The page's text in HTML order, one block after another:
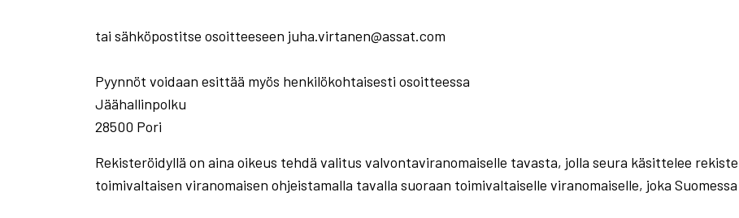
tai sähköpostitse osoitteeseen juha.virtanen@assat.com
Pyynnöt voidaan esittää myös henkilökohtaisesti osoitteessa
Jäähallinpolku
28500 Pori
Rekisteröidyllä on aina oikeus tehdä valitus valvontaviranomaiselle tavasta, jolla seura käsittelee
toimivaltaisen viranomaisen ohjeistamalla tavalla suoraan toimivaltaiselle viranomaiselle, joka